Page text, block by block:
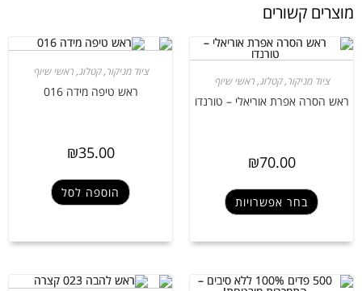
מוצרים קשורים
ציוד מניקור,קטלוג,ראשי שיוף
ראש הסרה אפרת אוריאלי – טורנדו
₪70.00
בחר אפשרויות
ציוד מניקור,קטלוג,ראשי שיוף
ראש טיפה מידה 016
₪35.00
הוספה לסל